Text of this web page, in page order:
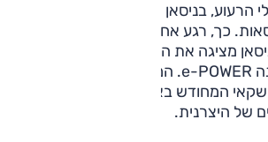
בניסאן ממשיכים להציג חידושים
כך, רגע אחרי שחשפה את ליף
מציגה את הדור השלישי למערך
ההיברידי שלה המכונה e-POWER. המערך המעודכן יוצע
המחודש באירופה, בהמשך יגיע גם
של היצרנית.